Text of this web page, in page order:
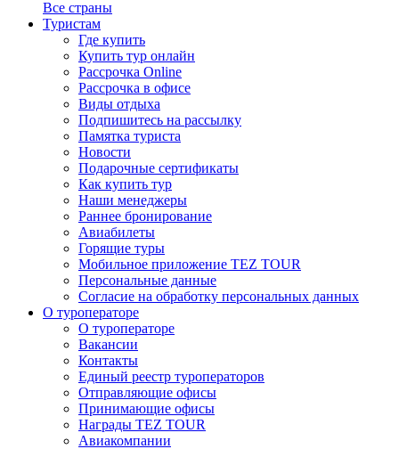
Все страны
Туристам
Где купить
Купить тур онлайн
Рассрочка Online
Рассрочка в офисе
Виды отдыха
Подпишитесь на рассылку
Памятка туриста
Новости
Подарочные сертификаты
Как купить тур
Наши менеджеры
Раннее бронирование
Авиабилеты
Горящие туры
Мобильное приложение TEZ TOUR
Персональные данные
Согласие на обработку персональных данных
О туроператоре
О туроператоре
Вакансии
Контакты
Единый реестр туроператоров
Отправляющие офисы
Принимающие офисы
Награды TEZ TOUR
Авиакомпании